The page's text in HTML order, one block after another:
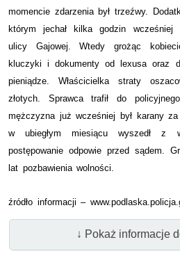
momencie zdarzenia był trzeźwy.
którym jechał kilka godzin wcześniej
ulicy Gajowej. Wtedy grożąc
kluczyki i dokumenty od lexusa oraz
pieniądze. Właścicielka straty
złotych. Sprawca trafił do
mężczyzna już wcześniej był karany
w ubiegłym miesiącu wyszedł z
postępowanie odpowie przed sądem.
lat pozbawienia wolności.
źródło informacji –
↓ Pokaż informacje